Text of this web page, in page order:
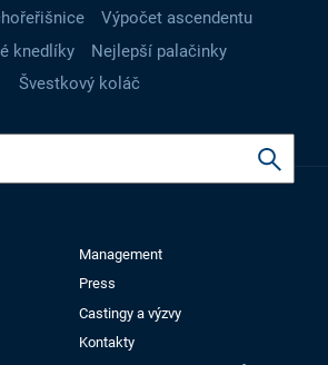
Výpočet ascendentu
knedlíky
Nejlepší palačinky
Švestkový koláč
Management
Press
Castingy a výzvy
Kontakty